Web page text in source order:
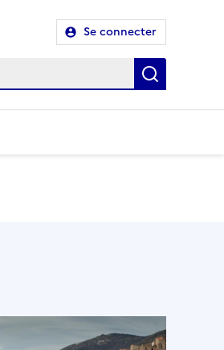
Se connecter